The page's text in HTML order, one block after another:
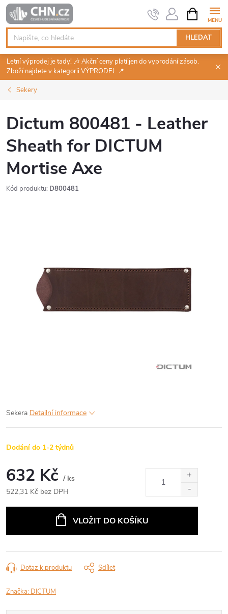
Přejít
na
obsah
HLEDAT
NÁKUPNÍ
KOŠÍK
Letní výprodej je tady! 🎶 Akční ceny platí jen do vyprodání zásob.
Zboží najdete v kategorii VÝPRODEJ. 📍
Sekery
Dictum 800481 - Leather
Sheath for DICTUM
Mortise Axe
Kód produktu: D800481
Sekera Detailní informace
Dodání do 1-2 týdnů
632 Kč / ks
522,31 Kč bez DPH
VLOŽIT DO KOŠÍKU
Dotaz k produktu Sdílet
Značka: DICTUM